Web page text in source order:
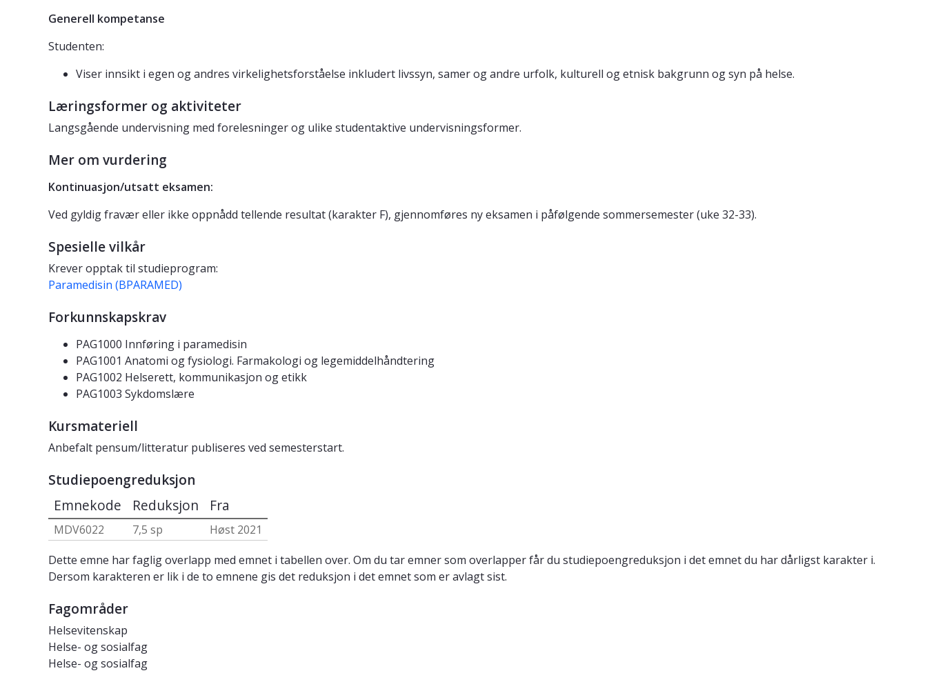
Generell kompetanse
Studenten:
Viser innsikt i egen og andres virkelighetsforståelse inkludert livssyn, samer og andre urfolk, kulturell og etnisk bakgrunn og syn på helse.
Læringsformer og aktiviteter
Langsgående undervisning med forelesninger og ulike studentaktive undervisningsformer.
Mer om vurdering
Kontinuasjon/utsatt eksamen:
Ved gyldig fravær eller ikke oppnådd tellende resultat (karakter F), gjennomføres ny eksamen i påfølgende sommersemester (uke 32-33).
Spesielle vilkår
Krever opptak til studieprogram:
Paramedisin (BPARAMED)
Forkunnskapskrav
PAG1000 Innføring i paramedisin
PAG1001 Anatomi og fysiologi. Farmakologi og legemiddelhåndtering
PAG1002 Helserett, kommunikasjon og etikk
PAG1003 Sykdomslære
Kursmateriell
Anbefalt pensum/litteratur publiseres ved semesterstart.
Studiepoengreduksjon
Emnekode Reduksjon Fra
MDV6022 7,5 sp
Høst 2021
Dette emne har faglig overlapp med emnet i tabellen over. Om du tar emner som overlapper får du studiepoengreduksjon i det emnet du har dårligst karakter i.
Dersom karakteren er lik i de to emnene gis det reduksjon i det emnet som er avlagt sist.
Fagområder
Helsevitenskap
Helse- og sosialfag
Helse- og sosialfag